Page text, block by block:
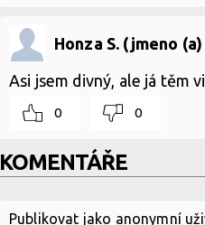
Honza S. (jmeno
Asi jsem divný, ale já těm
0 0
KOMENTÁŘE
Publikovat jako anonymní